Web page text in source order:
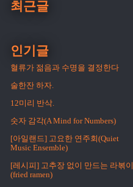
최근글
인기글
혈류가 젊음과 수명을 결정한다
술한잔 하자.
12미리 반삭.
숫자 감각(A Mind for Numbers)
[아일랜드] 고요한 연주회(Quiet
Music Ensemble)
[레시피] 고추장 없이 만드는 라볶이
(fried ramen)